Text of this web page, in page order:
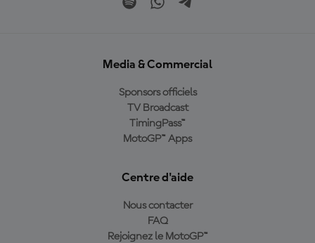
Media & Commercial
Sponsors officiels
TV Broadcast
TimingPass™
MotoGP™ Apps
Centre d'aide
Nous contacter
FAQ
Rejoignez le MotoGP™